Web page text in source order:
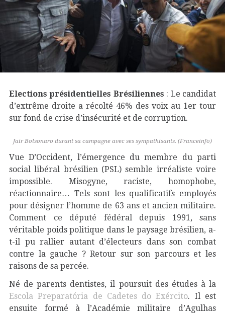
Elections présidentielles Brésiliennes : Le candidat
d’extrême droite a récolté 46% des voix au 1er tour
sur fond de crise d’insécurité et de corruption.
Jair Bolsonaro durant sa campagne avec ses sympathisants. (Franceinfo)
Vue D’Occident, l’émergence du membre du parti
social libéral brésilien (PSL) semble irréaliste voire
impossible. Misogyne, raciste, homophobe,
réactionnaire… Tels sont les qualificatifs employés
pour désigner l’homme de 63 ans et ancien militaire.
Comment ce député fédéral depuis 1991, sans
véritable poids politique dans le paysage brésilien, a-
t-il pu rallier autant d’électeurs dans son combat
contre la gauche ? Retour sur son parcours et les
raisons de sa percée.
Né de parents dentistes, il poursuit des études à la
Escola Preparatória de Cadetes do Exército. Il est
ensuite formé à l’Académie militaire d’Agulhas